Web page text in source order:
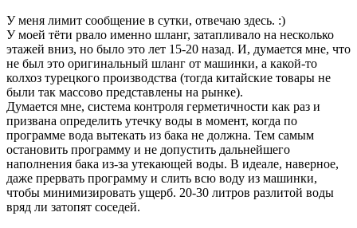
У меня лимит сообщение в сутки, отвечаю здесь. :)
У моей тёти рвало именно шланг, затапливало на несколько
этажей вниз, но было это лет 15-20 назад. И, думается мне, что
не был это оригинальный шланг от машинки, а какой-то
колхоз турецкого производства (тогда китайские товары не
были так массово представлены на рынке).
Думается мне, система контроля герметичности как раз и
призвана определить утечку воды в момент, когда по
программе вода вытекать из бака не должна. Тем самым
остановить программу и не допустить дальнейшего
наполнения бака из-за утекающей воды. В идеале, наверное,
даже прервать программу и слить всю воду из машинки,
чтобы минимизировать ущерб. 20-30 литров разлитой воды
вряд ли затопят соседей.